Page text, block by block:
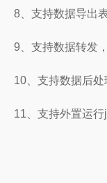
8、支持数据导出
9、支持数据转发
10、支持数据后处
11、支持外置运